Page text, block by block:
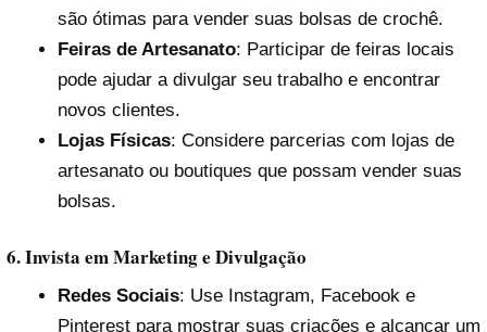
são ótimas para vender suas bolsas de crochê.
Feiras de Artesanato: Participar de feiras locais
pode ajudar a divulgar seu trabalho e encontrar
novos clientes.
Lojas Físicas: Considere parcerias com lojas de
artesanato ou boutiques que possam vender suas
bolsas.
6. Invista em Marketing e Divulgação
Redes Sociais: Use Instagram, Facebook e
Pinterest para mostrar suas criações e alcançar um